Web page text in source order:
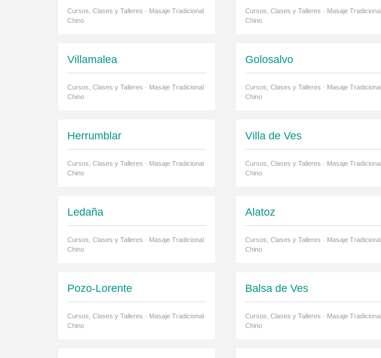
Cursos, Clases y Talleres · Masaje Tradicional
Chino
Cursos, Clases y Talleres · Masaje Tradicional
Chino
Villamalea
Cursos, Clases y Talleres · Masaje Tradicional
Chino
Golosalvo
Cursos, Clases y Talleres · Masaje Tradicional
Chino
Herrumblar
Cursos, Clases y Talleres · Masaje Tradicional
Chino
Villa de Ves
Cursos, Clases y Talleres · Masaje Tradicional
Chino
Ledaña
Cursos, Clases y Talleres · Masaje Tradicional
Chino
Alatoz
Cursos, Clases y Talleres · Masaje Tradicional
Chino
Pozo-Lorente
Cursos, Clases y Talleres · Masaje Tradicional
Chino
Balsa de Ves
Cursos, Clases y Talleres · Masaje Tradicional
Chino